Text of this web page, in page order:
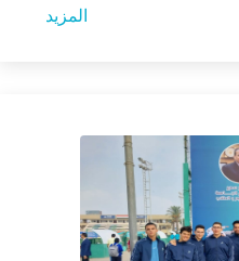
المزيد